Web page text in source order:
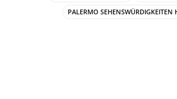
PALERMO SEHENSWÜRDIGKEITEN